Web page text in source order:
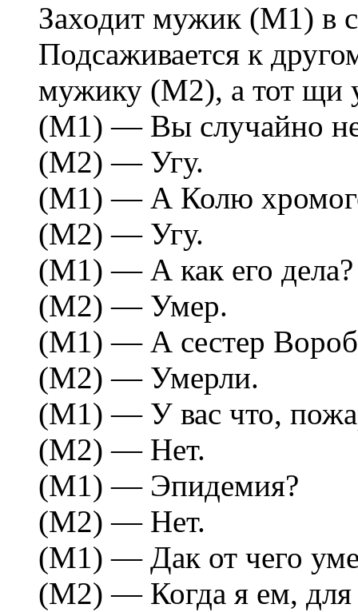
Заходит мужик (М1) в
Подсаживается к
мужику (М2), а тот щи
(М1) — Вы случайно не
(М2) — Угу.
(М1) — А Колю
(М2) — Угу.
(М1) — А как его дела?
(М2) — Умер.
(М1) — А сестер
(М2) — Умерли.
(М1) — У вас что,
(М2) — Hет.
(М1) — Эпидемия?
(М2) — Hет.
(М1) — Дак от чего
(М2) — Когда я ем, для